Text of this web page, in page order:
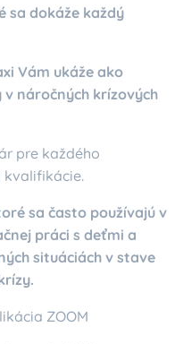
sa dokáže každý
Vám ukáže ako
náročných krízových
pre každého
kvalifikácie.
sa často používajú v
práci s deťmi a
situáciách v stave
ZOOM